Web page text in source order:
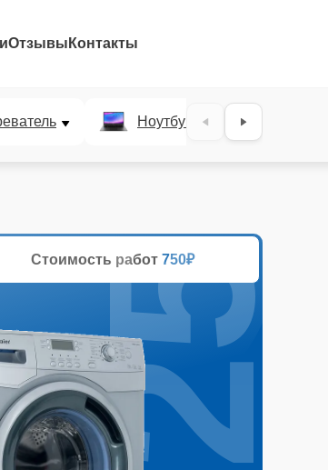
Отзывы Контакты
Ноутбук
Стоимость работ 750₽
25%